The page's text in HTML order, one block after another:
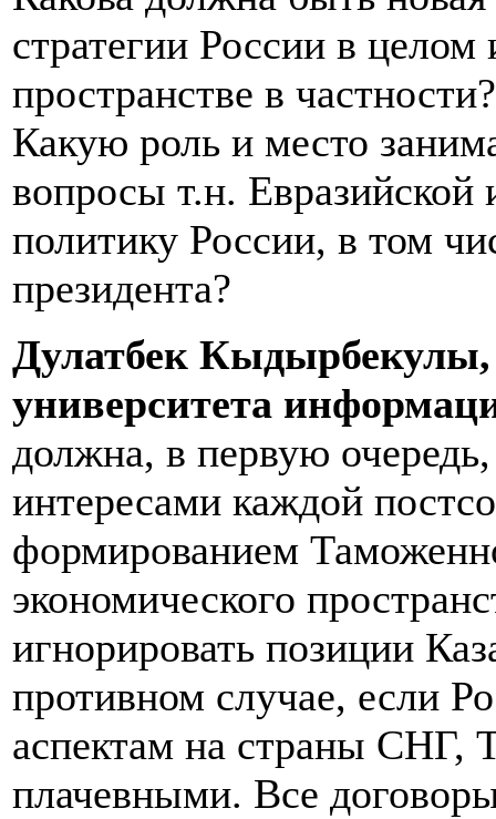
стратегии России в целом
пространстве в
Какую роль и место
вопросы т.н. Евразийской
политику России, в том
президента?
Дулатбек
университета
должна, в первую
интересами каждой
формированием
экономического
игнорировать позиции
противном случае, если
аспектам на страны СНГ,
плачевными. Все